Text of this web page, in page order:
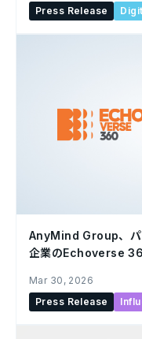
Press Release
AnyMind Group、パ
企業のEchoverse
Mar 30, 2026
Press Release